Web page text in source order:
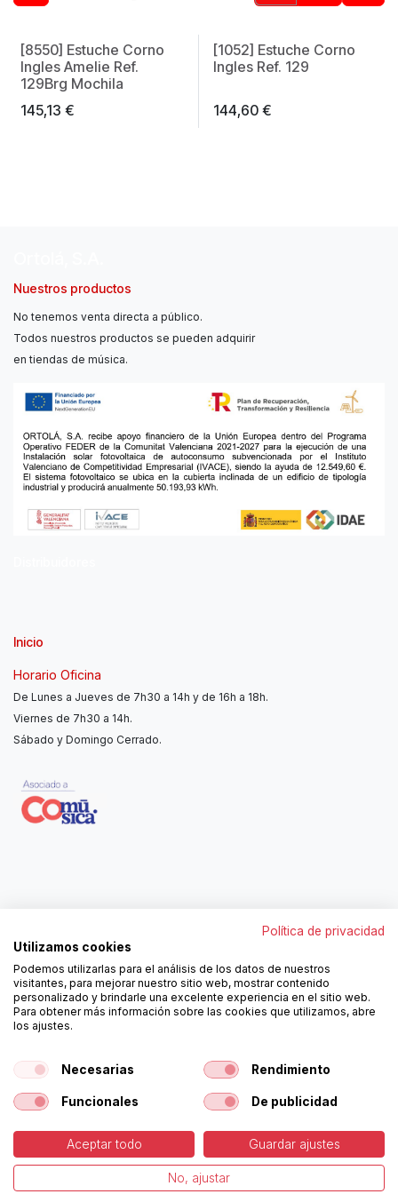
Made in Spain
[8550] Estuche Corno
Ingles Amelie Ref.
129Brg Mochila
145,13 € Made in Spain
[1052] Estuche Corno
Ingles Ref. 129
144,60€
Nuestros productos
No tenemos venta directa a público.
Todos nuestros productos se pueden adquirir
en tiendas de música.
Inicio
Horario Oficina
De Lunes a Jueves de 7h30 a 14h y de 16h a 18h.
Viernes de 7h30 a 14h.
Sábado y Domingo Cerrado.
962250313
ortola@ortola-sa.es
Av. d'Albaida, s/n
46840 La Pobla del Duc (Valencia)
¡Síguenos!
Copyright © Ortolá, S.A. -Política de Cookies -Aviso
Legal
Política de privacidad
Utilizamos cookies
Podemos utilizarlas para el análisis de los datos de nuestros
visitantes, para mejorar nuestro sitio web, mostrar contenido
personalizado y brindarle una excelente experiencia en el sitio web.
Para obtener más información sobre las cookies que utilizamos, abre
los ajustes.
Necesarias Rendimiento
Funcionales De publicidad
Aceptar todo Guardar ajustes
No, ajustar